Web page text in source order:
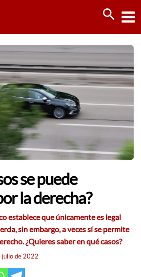
se puede
la derecha?
establece que únicamente es legal
sin embargo, a veces sí se permite
¿Quieres saber en qué casos?
julio de 2022